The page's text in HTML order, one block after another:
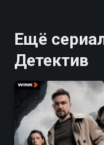
Ещё
Детектив